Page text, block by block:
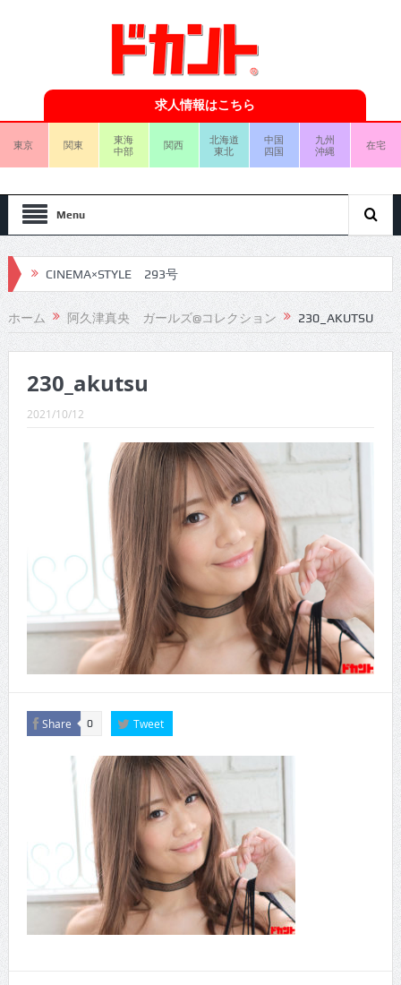
求人情報はこちら
東京 関東
東海
中部
関西
北海道
東北
中国
四国
九州
沖縄
在宅
Menu
CINEMA×STYLE 293号
CINEMA×STYLE 292号
CINEMA×STYLE 291号
CINEMA×STYLE 290号
CINEMA×STYLE 289号
CINEMA×STYLE 288号
CINEMA×STYLE 287号
CINEMA×STYLE 286号
CINEMA×STYLE 285号
CINEMA×STYLE 294号
ホーム 阿久津真央 ガールズ@コレクション 230_AKUTSU
230_akutsu
2021/10/12
Share 0 Tweet